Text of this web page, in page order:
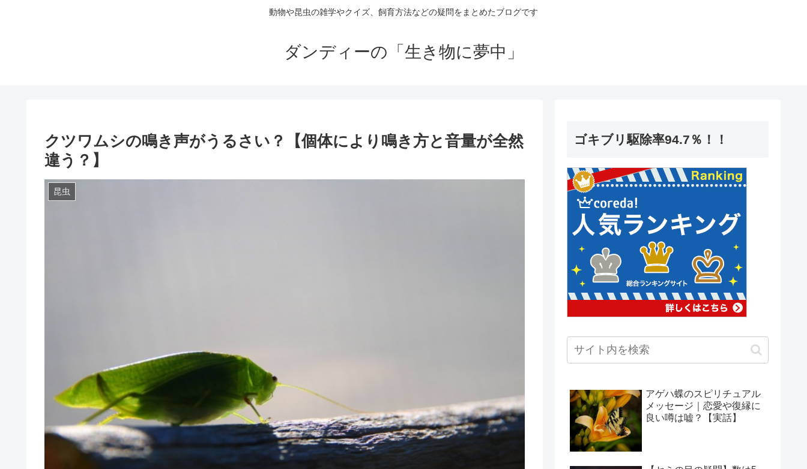
動物や昆虫の雑学やクイズ、飼育方法などの疑問をまとめたブログです
ダンディーの「生き物に夢中」
クツワムシの鳴き声がうるさい？【個体により鳴き方と音量が全然
違う？】
昆虫
ゴキブリ駆除率94.7％！！
アゲハ蝶のスピリチュアル
メッセージ｜恋愛や復縁に
良い噂は嘘？【実話】